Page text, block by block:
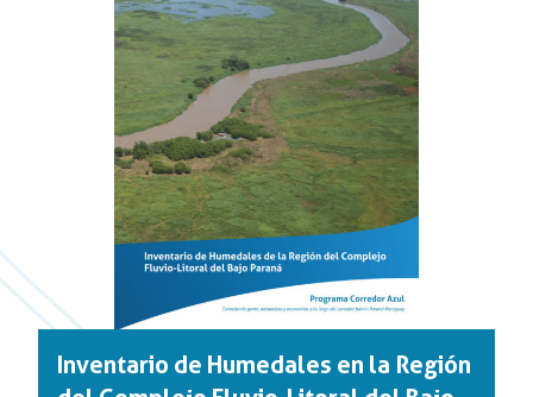
Inventario de Humedales en la Región